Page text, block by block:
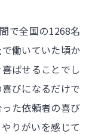
で全国の1268名
働いていた頃か
ばせることでし
びになるだけで
た依頼者の喜び
りがいを感じて